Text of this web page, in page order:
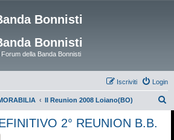
Bonnisti
Bonnisti
Forum della Banda Bonnisti
Login
Iscriviti
II Reunion 2008 Loiano(BO)
2° REUNION B.B.